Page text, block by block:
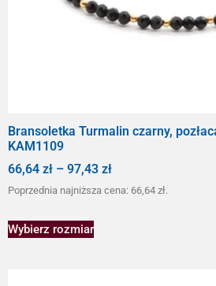
Bransoletka Turmalin czarny,
KAM1109
66,64 zł – 97,43 zł
Poprzednia najniższa cena: 66,64 zł.
Wybierz rozmiar